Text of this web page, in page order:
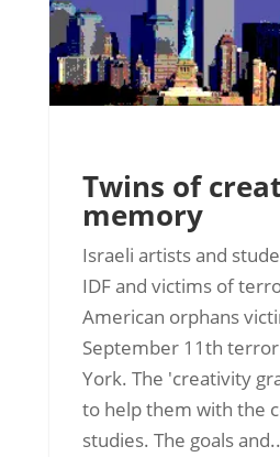
Twins of
memory
Israeli artists and
IDF and victims of
American orphans
September 11th
York. The 'creativity
to help them with the
studies. The goals